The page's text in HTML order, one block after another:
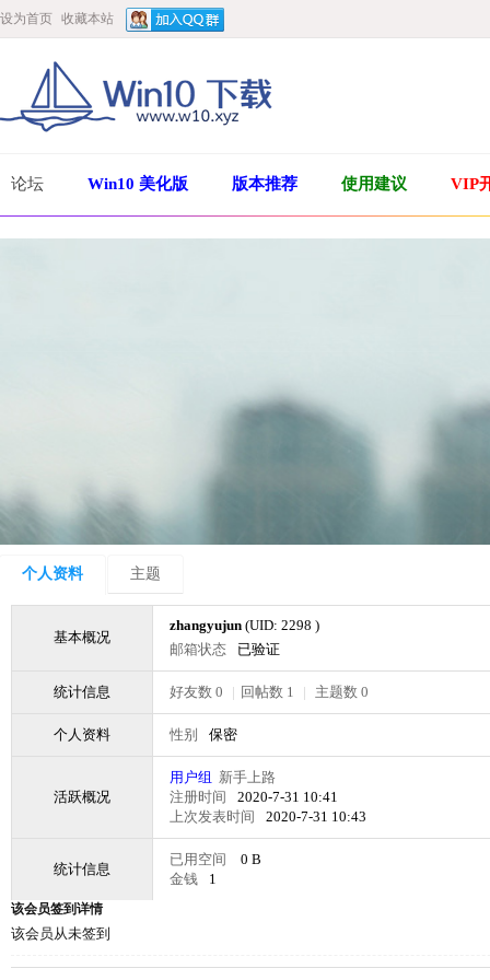
设为首页 收藏本站
论坛 Win10 美化版 版本推荐 使用建议 VIP
个人资料 主题
基本概况
zhangyujun (UID: 2298 )
邮箱状态
已验证
统计信息 好友数 0 | 回帖数 1 | 主题数 0
个人资料 性别 保密
活跃概况
用户组 新手上路
注册时间
2020-7-31 10:41
上次发表时间
2020-7-31 10:43
统计信息
已用空间
0 B
金钱
1
该会员签到详情
该会员从未签到